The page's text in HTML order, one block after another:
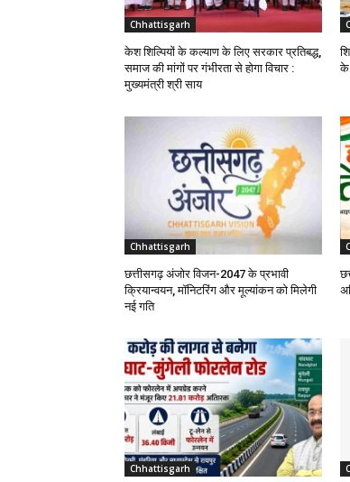
Chhattisgarh
केश शिल्पियों के कल्याण के लिए सरकार प्रतिबद्ध,
समाज की मांगों पर गंभीरता से होगा विचार :
मुख्यमंत्री श्री साय
के
Chhattisgarh
छत्तीसगढ़ अंजोर विजन-2047 के प्रभावी
क्रियान्वयन, मॉनिटरिंग और मूल्यांकन को मिलेगी
नई गति
Chhattisgarh